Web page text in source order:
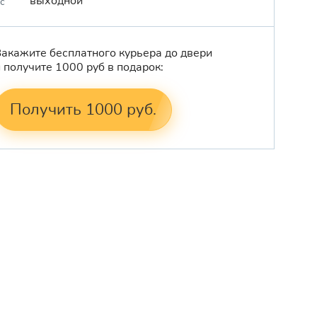
бесплатного курьера до двери
получите 1000 руб в подарок:
Получить 1000 руб.